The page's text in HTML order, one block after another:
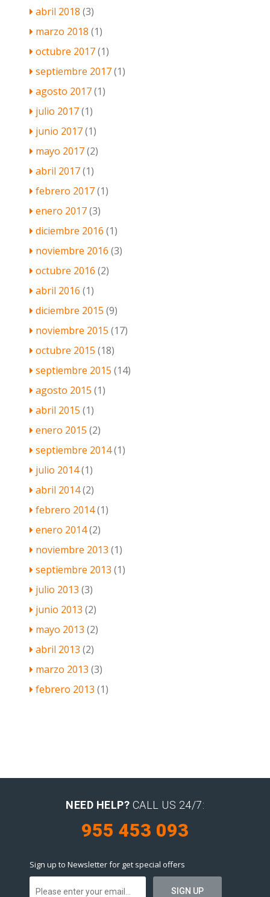
abril 2018 (3)
marzo 2018 (1)
octubre 2017(1)
septiembre 2017(1)
agosto 2017(1)
julio 2017(1)
junio 2017(1)
mayo 2017(2)
abril 2017(1)
febrero 2017(1)
enero 2017(3)
diciembre 2016 (1)
noviembre 2016 (3)
octubre 2016 (2)
abril 2016 (1)
diciembre 2015 (9)
noviembre 2015 (17)
octubre 2015 (18)
septiembre 2015 (14)
agosto 2015 (1)
abril 2015 (1)
enero 2015 (2)
septiembre 2014(1)
julio 2014(1)
abril 2014(2)
febrero 2014(1)
enero 2014(2)
noviembre 2013 (1)
septiembre 2013 (1)
julio 2013 (3)
junio 2013 (2)
mayo 2013 (2)
abril 2013 (2)
marzo 2013 (3)
febrero 2013 (1)
NEED HELP? CALL US 24/7:
955 453 093
Sign up to Newsletter for get special offers